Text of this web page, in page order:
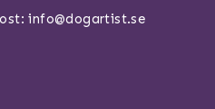
info@dogartist.se